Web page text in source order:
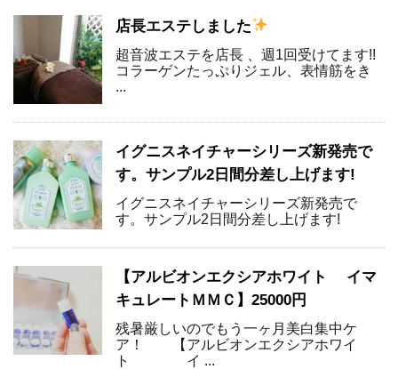
店長エステしました
超音波エステを店長 、週1回受けてます!!
コラーゲンたっぷりジェル、表情筋をき
...
イグニスネイチャーシリーズ新発売で
す。サンプル2日間分差し上げます!
イグニスネイチャーシリーズ新発売で
す。サンプル2日間分差し上げます!
【アルビオンエクシアホワイト イマ
キュレートＭＭＣ】25000円
残暑厳しいのでもう一ヶ月美白集中ケ
ア！ 【アルビオンエクシアホワイ
ト イ ...